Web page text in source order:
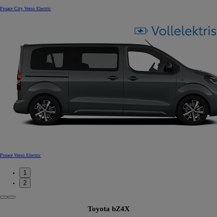
Proace City Verso Electric
Proace Verso Electric
1
2
Toyota bZ4X